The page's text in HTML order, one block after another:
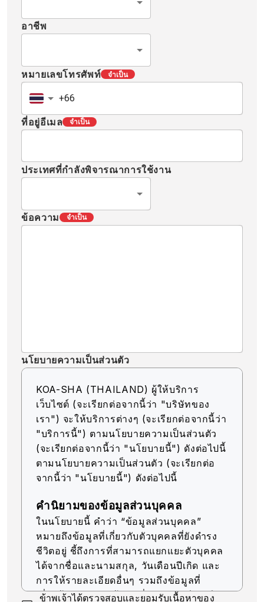
อาชีพ
หมายเลขโทรศัพท์ จำเป็น
ที่อยู่อีเมล จำเป็น
ประเทศที่กำลังพิจารณาการใช้งาน
ข้อความ จำเป็น
นโยบายความเป็นส่วนตัว
KOA-SHA (THAILAND) ผู้ให้บริการ
เว็บไซต์ (จะเรียกต่อจากนี้ว่า "บริษัทของ
เรา") จะให้บริการต่างๆ (จะเรียกต่อจากนี้ว่า
"บริการนี้") ตามนโยบายความเป็นส่วนตัว
(จะเรียกต่อจากนี้ว่า "นโยบายนี้") ดังต่อไปนี้
ตามนโยบายความเป็นส่วนตัว (จะเรียกต่อ
จากนี้ว่า "นโยบายนี้") ดังต่อไปนี้
คำนิยามของข้อมูลส่วนบุคคล
ในนโยบายนี้ คำว่า “ข้อมูลส่วนบุคคล”
หมายถึงข้อมูลที่เกี่ยวกับตัวบุคคลที่ยังดำรง
ชีวิตอยู่ ชี้ถึงการที่สามารถแยกแยะตัวบุคคล
ได้จากชื่อและนามสกุล, วันเดือนปีเกิด และ
การให้รายละเอียดอื่นๆ รวมถึงข้อมูลที่
เกี่ยวข้อง (รวมถึงข้อมูลที่สามารถเทียบเคียง
ข้าพเจ้าได้ตรวจสอบและยอมรับเนื้อหาของ